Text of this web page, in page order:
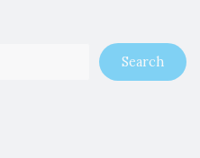
Search